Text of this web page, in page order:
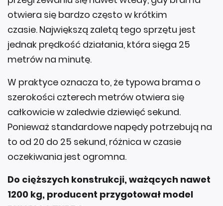
otwiera się bardzo często w krótkim
czasie. Największą zaletą tego sprzętu jest
jednak prędkość działania, która sięga 25
metrów na minutę.
W praktyce oznacza to, że typowa brama o
szerokości czterech metrów otwiera się
całkowicie w zaledwie dziewięć sekund.
Ponieważ standardowe napędy potrzebują na
to od 20 do 25 sekund, różnica w czasie
oczekiwania jest ogromna.
Do cięższych konstrukcji, ważących nawet
1200 kg, producent przygotował model